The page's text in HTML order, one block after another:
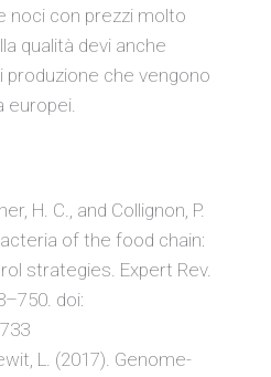
noci con prezzi molto
qualità devi anche
che vengono
europei.
H. C., and Collignon, P.
of the food chain:
strategies. Expert Rev.
doi:
L. (2017). Genome-